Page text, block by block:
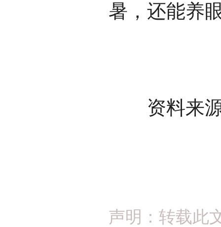
暑，还能养
资料来源
声明：转载此